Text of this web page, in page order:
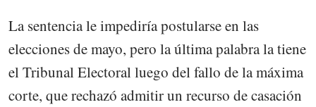
La sentencia le impediría postularse en las
elecciones de mayo, pero la última palabra la tiene
el Tribunal Electoral luego del fallo de la máxima
corte, que rechazó admitir un recurso de casación